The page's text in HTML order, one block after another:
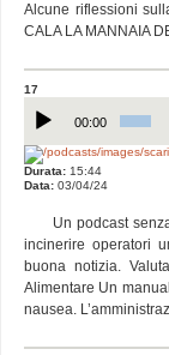
Alcune riflessioni
CALA LA MANNAIA
17
Player
00:00
Durata: 15:44
Data: 03/04/24
Un podcast senza
incinerire operatori
buona notizia.
Alimentare Un
nausea.